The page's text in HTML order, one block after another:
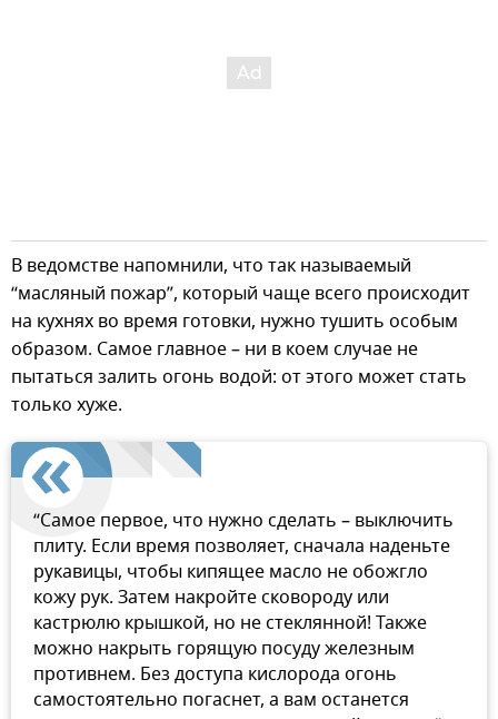
В ведомстве напомнили, что так называемый
“масляный пожар”, который чаще всего происходит
на кухнях во время готовки, нужно тушить особым
образом. Самое главное – ни в коем случае не
пытаться залить огонь водой: от этого может стать
только хуже.
“Самое первое, что нужно сделать – выключить
плиту. Если время позволяет, сначала наденьте
рукавицы, чтобы кипящее масло не обожгло
кожу рук. Затем накройте сковороду или
кастрюлю крышкой, но не стеклянной! Также
можно накрыть горящую посуду железным
противнем. Без доступа кислорода огонь
самостоятельно погаснет, а вам останется